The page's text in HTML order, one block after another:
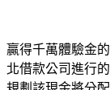
贏得千萬體驗金
北借款公司進行